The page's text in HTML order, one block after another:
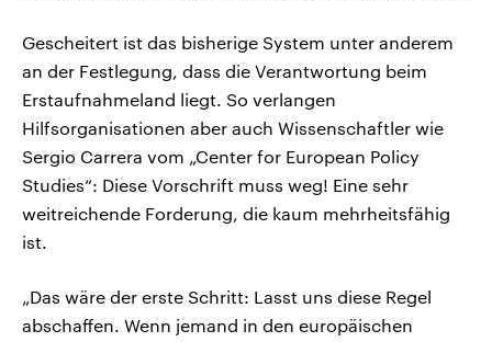
Gescheitert ist das bisherige System unter anderem
an der Festlegung, dass die Verantwortung beim
Erstaufnahmeland liegt. So verlangen
Hilfsorganisationen aber auch Wissenschaftler wie
Sergio Carrera vom „Center for European Policy
Studies“: Diese Vorschrift muss weg! Eine sehr
weitreichende Forderung, die kaum mehrheitsfähig
ist.
„Das wäre der erste Schritt: Lasst uns diese Regel
abschaffen. Wenn jemand in den europäischen